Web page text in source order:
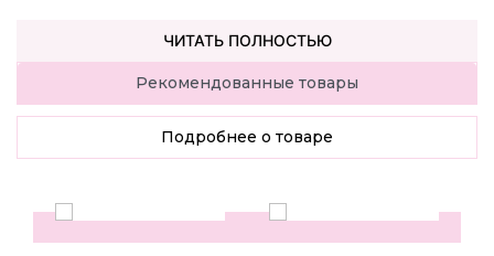
ЧИТАТЬ ПОЛНОСТЬЮ
Рекомендованные товары
Подробнее о товаре